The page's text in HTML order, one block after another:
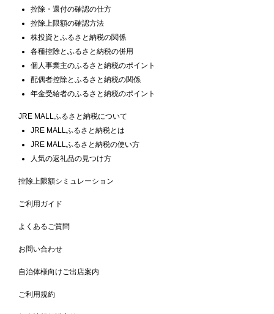
控除・還付の確認の仕方
控除上限額の確認方法
株投資とふるさと納税の関係
各種控除とふるさと納税の併用
個人事業主のふるさと納税のポイント
配偶者控除とふるさと納税の関係
年金受給者のふるさと納税のポイント
JRE MALLふるさと納税について
JRE MALLふるさと納税とは
JRE MALLふるさと納税の使い方
人気の返礼品の見つけ方
控除上限額シミュレーション
ご利用ガイド
よくあるご質問
お問い合わせ
自治体様向けご出店案内
ご利用規約